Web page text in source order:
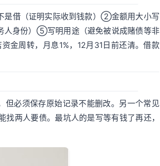
是借（证明实际收到钱款）②金额用大小写
人身份）⑤写明用途（避免被说成赌债等非
金周转，月息1%，12月31日前还清。借款
必须保存原始记录不能删改。另一个常见
找两人要债。最坑人的是写等有钱了再还，